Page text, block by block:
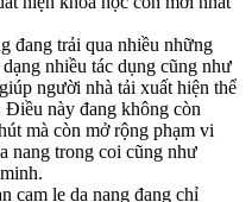
đang trải qua nhiều những
nhiều tác dụng cũng như
người nhà tải xuất hiện thể
Điều này đang không còn
mà còn mở rộng phạm vi
nang trong coi cũng như
cam le da nang đang chỉ